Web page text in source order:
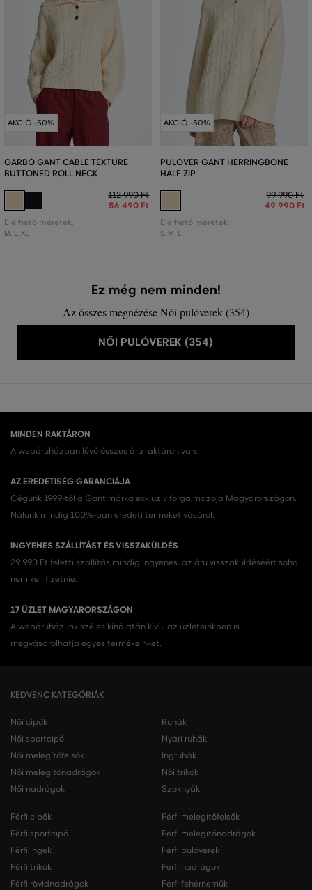
AKCIÓ -50%
GARBÓ GANT CABLE TEXTURE
BUTTONED ROLL NECK
112 990 Ft
56 490 Ft
Elérhető méretek:
M, L, XL
AKCIÓ -50%
PULÓVER GANT HERRINGBONE
HALF ZIP
99 990 Ft
49 990 Ft
Elérhető méretek:
S, M, L
Ez még nem minden!
Az összes megnézése Női pulóverek (354)
NŐI PULÓVEREK (354)
MINDEN RAKTÁRON
A webáruházban lévő összes áru raktáron van.
AZ EREDETISÉG GARANCIÁJA
Cégünk 1999-től a Gant márka exkluzív forgalmazója Magyarországon.
Nálunk mindig 100%-ban eredeti terméket vásárol.
INGYENES SZÁLLÍTÁST ÉS VISSZAKÜLDÉS
29 990 Ft feletti szállítás mindig ingyenes, az áru visszaküldéséért soha
nem kell fizetnie.
17 ÜZLET MAGYARORSZÁGON
A webáruházunk széles kínálatán kívül az üzleteinkben is
megvásárolhatja egyes termékeinket.
KEDVENC KATEGÓRIÁK
Női cipők
Női sportcipő
Női melegítőfelsők
Női melegítőnadrágok
Női nadrágok
Ruhák
Nyári ruhák
Ingruhák
Női trikók
Szoknyák
Férfi cipők
Férfi sportcipő
Férfi ingek
Férfi trikók
Férfi rövidnadrágok
Férfi melegítőfelsők
Férfi melegítőnadrágok
Férfi pulóverek
Férfi nadrágok
Férfi fehérneműk